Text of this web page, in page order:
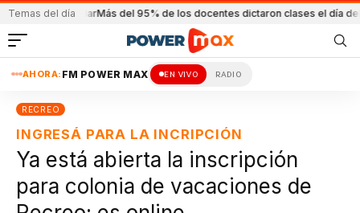
Temas del día
Más del 95% de los docentes dictaron clases el día del paroLa
AHORA: FM POWER MAX EN VIVO RADIO
RECREO
INGRESÁ PARA LA INCRIPCIÓN
Ya está abierta la inscripción
para colonia de vacaciones de